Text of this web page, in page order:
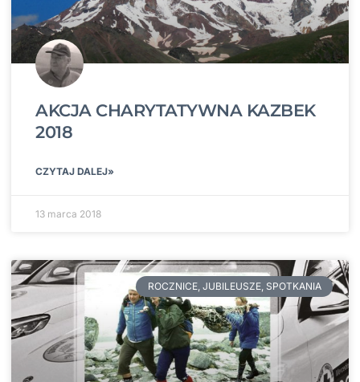
AKCJA CHARYTATYWNA KAZBEK
2018
CZYTAJ DALEJ»
13 marca 2018
ROCZNICE, JUBILEUSZE, SPOTKANIA